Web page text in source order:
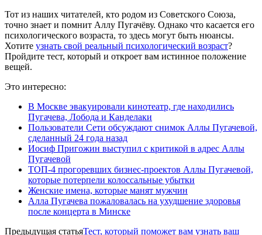
Тот из наших читателей, кто родом из Советского Союза,
точно знает и помнит Аллу Пугачёву. Однако что касается его
психологического возраста, то здесь могут быть нюансы.
Хотите узнать свой реальный психологический возраст?
Пройдите тест, который и откроет вам истинное положение
вещей.
Это интересно:
В Москве эвакуировали кинотеатр, где находились
Пугачева, Лобода и Канделаки
Пользователи Сети обсуждают снимок Аллы Пугачевой,
сделанный 24 года назад
Иосиф Пригожин выступил с критикой в адрес Аллы
Пугачевой
ТОП-4 прогоревших бизнес-проектов Аллы Пугачевой,
которые потерпели колоссальные убытки
Женские имена, которые манят мужчин
Алла Пугачева пожаловалась на ухудшение здоровья
после концерта в Минске
Предыдущая статьяТест, который поможет вам узнать ваш